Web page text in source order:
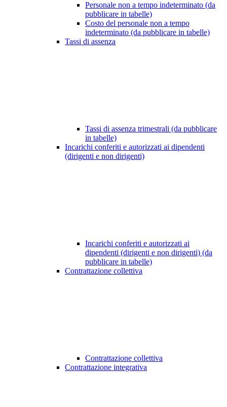
Personale non a tempo indeterminato (da
pubblicare in tabelle)
Costo del personale non a tempo
indeterminato (da pubblicare in tabelle)
Tassi di assenza
Tassi di assenza trimestrali (da pubblicare
in tabelle)
Incarichi conferiti e autorizzati ai dipendenti
(dirigenti e non dirigenti)
Incarichi conferiti e autorizzati ai
dipendenti (dirigenti e non dirigenti) (da
pubblicare in tabelle)
Contrattazione collettiva
Contrattazione collettiva
Contrattazione integrativa